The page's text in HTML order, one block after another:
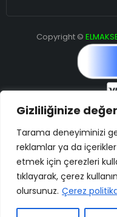
Gizliliğinize
Tarama deneyiminizi
reklamlar ya da
etmek için çerezleri
tıklayarak, çerez
olursunuz. Çerez
Copyright ©
Karşılaştır (0)